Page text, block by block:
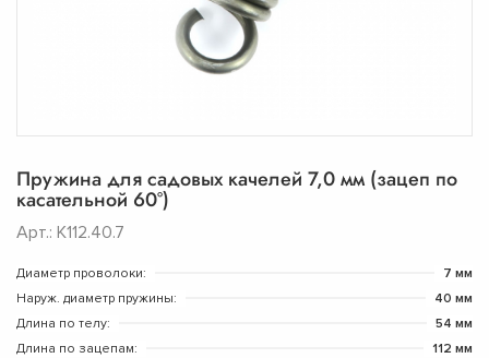
Пружина для садовых качелей 7,0 мм (зацеп по
касательной 60°)
Арт.: К112.40.7
Диаметр проволоки:
7 мм
Наруж. диаметр пружины:
40 мм
Длина по телу:
54 мм
Длина по зацепам:
112 мм